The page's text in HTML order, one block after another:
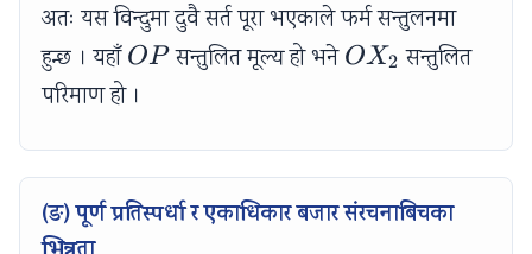
अतः यस विन्दुमा दुवै सर्त पूरा भएकाले फर्म सन्तुलनमा
हुन्छ । यहाँOP
OPसन्तुलित मूल्य हो भनेOX_2
OX2 सन्तुलित
परिमाण हो ।
(ङ) पूर्ण प्रतिस्पर्धा र एकाधिकार बजार संरचनाबिचका